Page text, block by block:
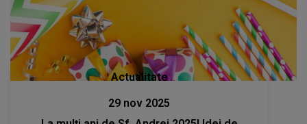
Actualitate
29 nov 2025